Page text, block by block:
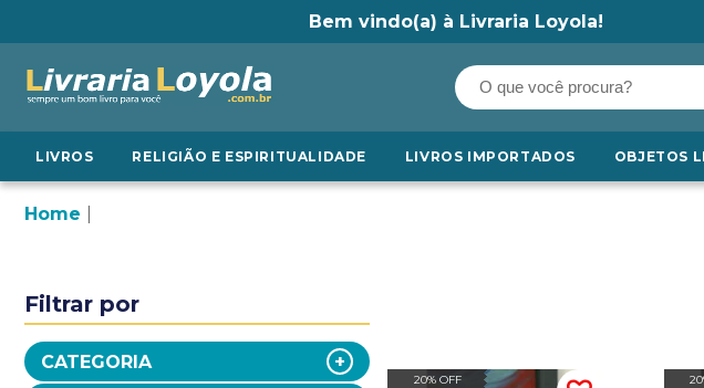
Bem vindo(a) à Livraria Loyola!
LIVROS RELIGIÃO E ESPIRITUALIDADE LIVROS IMPORTADOS OBJETOS
Home
Filtrar por
CATEGORIA
20% OFF